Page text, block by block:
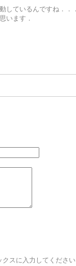
しているんですね．．
います．
スに入力してくださ